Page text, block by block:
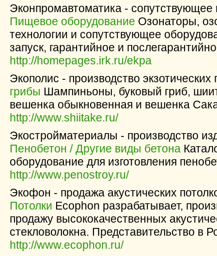
Эконпромавтоматика -
Пищевое оборудование Озонаторы,
технологии и сопутствующее
запуск, гарантийное и
http://homepages.irk.ru/ekpa
Экополис - производство экзотических
грибы Шампиньоны, буковый гриб,
вешенка обыкновенная и вешенка
http://www.shiitake.ru/
Экостройматериалы - производство
Пенобетон / Другие виды бетона
оборудование для изготовления
http://www.penostroy.ru/
Экофон - продажа акустических
Потолки Ecophon разрабатывает,
продажу высококачественных
стекловолокна. Представительство в
http://www.ecophon.ru/